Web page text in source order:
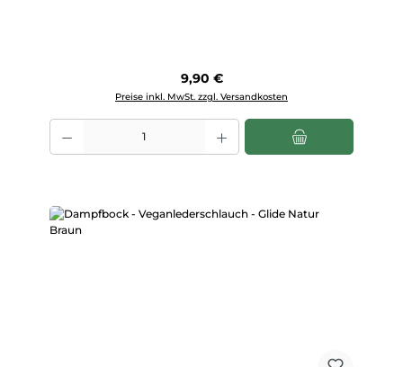
Regulärer Preis:
9,90 €
Preise inkl. MwSt. zzgl. Versandkosten
Produkt Anzahl: Gib den gewünschten Wert ein oder benutze die